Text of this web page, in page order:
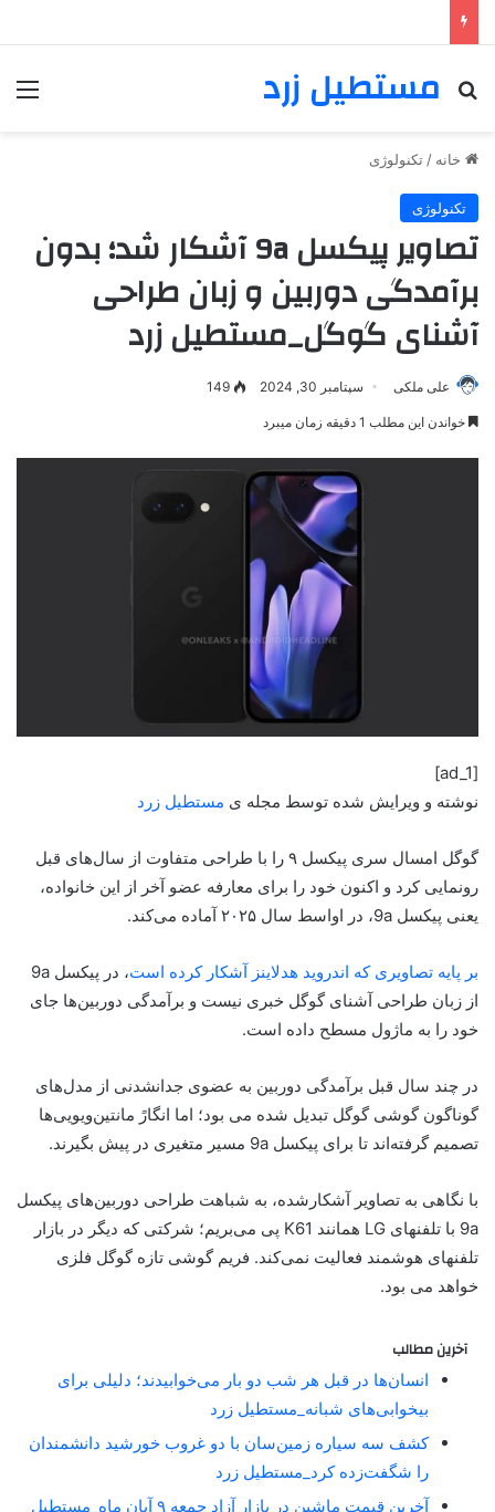
مستطیل زرد
خانه / تکنولوژی
تکنولوژی
تصاویر پیکسل 9a آشکار شد؛ بدون
برآمدگی دوربین و زبان طراحی
آشنای گوگل_مستطیل زرد
علی ملکی سپتامبر 30, 2024 149
خواندن این مطلب 1 دقیقه زمان میبرد
[ad_1]
نوشته و ویرایش شده توسط مجله ی مستطیل زرد
گوگل امسال سری پیکسل ۹ را با طراحی متفاوت از سال‌های قبل
رونمایی کرد و اکنون خود را برای معارفه عضو آخر از این خانواده،
یعنی پیکسل 9a، در اواسط سال ۲۰۲۵ آماده می‌کند.
بر پایه تصاویری که اندروید هدلاینز آشکار کرده است
، در پیکسل 9a
از زبان طراحی آشنای گوگل خبری نیست و برآمدگی دوربین‌ها جای
خود را به ماژول مسطح داده است.
در چند سال قبل برآمدگی دوربین به عضوی جدانشدنی از مدل‌های
گوناگون گوشی گوگل تبدیل شده می بود؛ اما انگارً مانتین‌ویویی‌ها
تصمیم گرفته‌اند تا برای پیکسل 9a مسیر متغیری در پیش بگیرند.
با نگاهی به تصاویر آشکار‌شده، به شباهت طراحی دوربین‌های پیکسل
9a با تلفنهای LG همانند K61 پی می‌بریم؛ شرکتی که دیگر در بازار
تلفنهای هوشمند فعالیت نمی‌کند. فریم گوشی تازه گوگل فلزی
خواهد می بود.
آخرین مطالب
انسان‌ها در قبل هر شب دو بار می‌خوابیدند؛ دلیلی برای
بیخوابی‌های شبانه_مستطیل زرد
کشف سه سیاره زمین‌سان با دو غروب خورشید دانشمندان
را شگفت‌زده کرد_مستطیل زرد
آخرین قیمت ماشین در بازار آزاد جمعه ۹ آبان ماه_مستطیل